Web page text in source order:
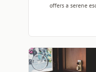
offers a serene